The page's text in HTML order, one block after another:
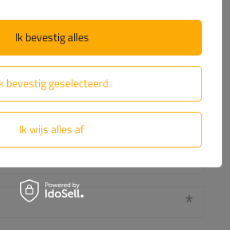
productfoto toe:
bevestig geselecteerd
Ik wijs alles af
Ik bevestig alles